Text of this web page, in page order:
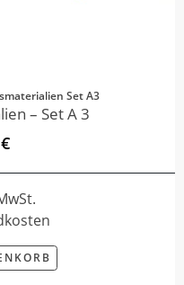
Set A3
– Set A 3